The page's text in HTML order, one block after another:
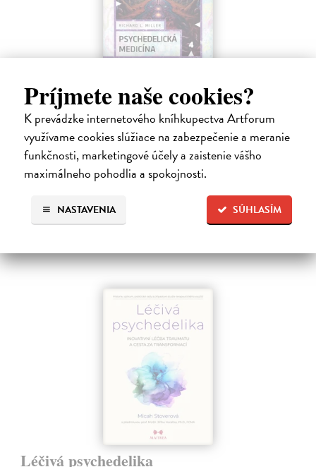
Príjmete naše cookies?
K prevádzke internetového kníhkupectva Artforum
využívame cookies slúžiace na zabezpečenie a meranie
funkčnosti, marketingové účely a zaistenie vášho
maximálneho pohodlia a spokojnosti.
SÚHLASÍM
NASTAVENIA
Psychedelická medicína
Miller Richard L.| Kniha
Tato kniha čtenáři nabízí rozhovory veterána výzkumu změněných
stavů vědomí Richarda L. Millera s předními americkými vědci, kteří
zkoumají vlivy psychedelických látek (LSD, MDMA, psilocybinu a
ayahuascy)…
12,42 €
Léčivá psychedelika